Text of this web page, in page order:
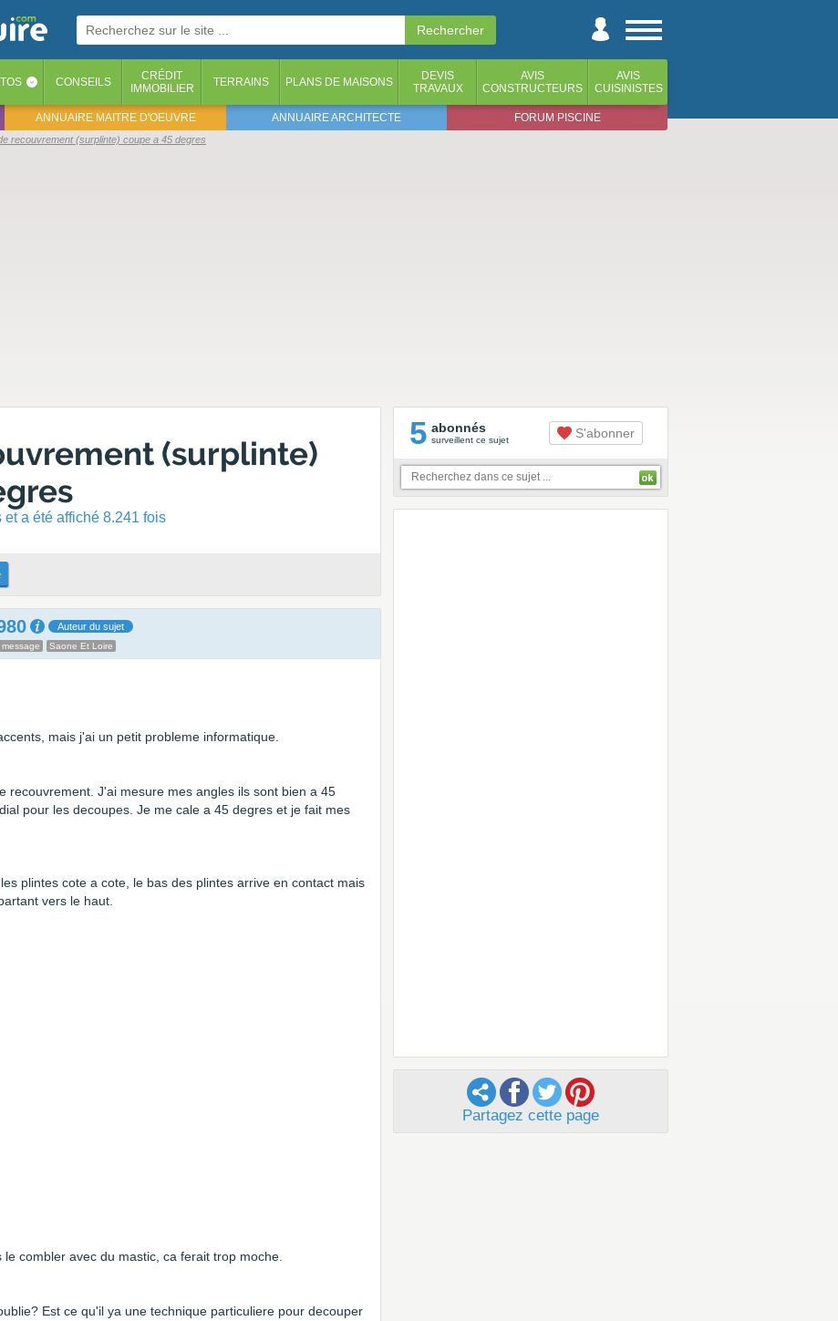
‹ CONSEILS
CRÉDIT
IMMOBILIER
TERRAINS PLANS DE MAISONS
DEVIS
TRAVAUX
AVIS
CONSTRUCTEURS
AVIS
CUISINISTES
ANNUAIRE MAITRE D'OEUVRE ANNUAIRE ARCHITECTE FORUM PISCINE
recouvrement (surplinte) coupe a 45 degres
(surplinte)
a été affiché 8.241 fois
Auteur du sujet
Saone Et Loire
mais j'ai un petit probleme informatique.
recouvrement. J'ai mesure mes angles ils sont bien a 45
pour les decoupes. Je me cale a 45 degres et je fait mes
plintes cote a cote, le bas des plintes arrive en contact mais
vers le haut.
combler avec du mastic, ca ferait trop moche.
Est ce qu'il ya une technique particuliere pour decouper
5 abonnés
surveillent ce sujet S'abonner
Partagez cette page